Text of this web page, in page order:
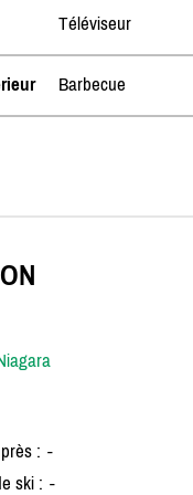
Téléviseur
Barbecue
: -
ski : -